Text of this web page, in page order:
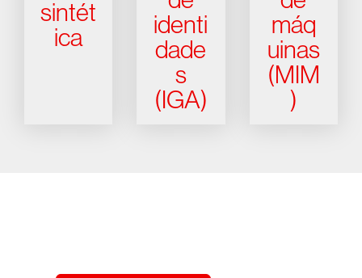
sintét
ica
identi
dade
s
(IGA)
máq
uinas
(MIM
)